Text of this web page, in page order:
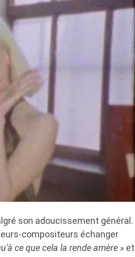
son adoucissement général.
compositeurs échanger
ce que cela la rende amère » et